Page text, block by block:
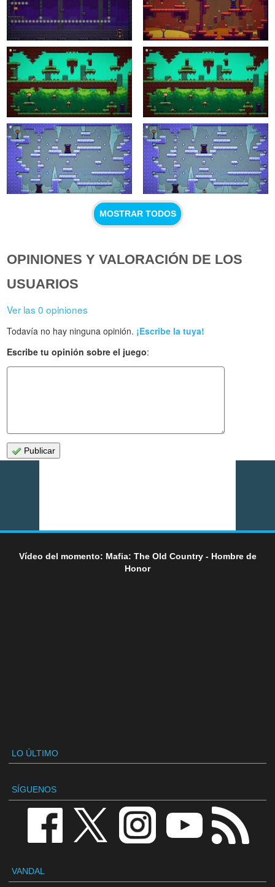
MOSTRAR TODOS
OPINIONES Y VALORACIÓN DE LOS
USUARIOS
Ver las 0 opiniones
Todavía no hay ninguna opinión. ¡Escribe la tuya!
Escribe tu opinión sobre el juego:
Publicar
Vídeo del momento: Mafia: The Old Country - Hombre de
Honor
LO ÚLTIMO
SÍGUENOS
VANDAL